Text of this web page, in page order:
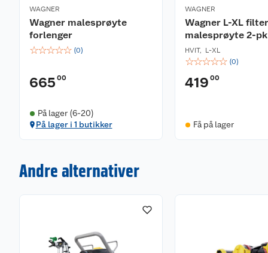
WAGNER
Wagner malesprøyte
forlenger
☆☆☆☆☆ (0)
665 00
På lager (6-20)
På lager i 1 butikker
WAGNER
Wagner L-XL
malesprøyte 2-pk
HVIT, L-XL
☆☆☆☆☆ (0)
419 00
Få på lager
Andre alternativer